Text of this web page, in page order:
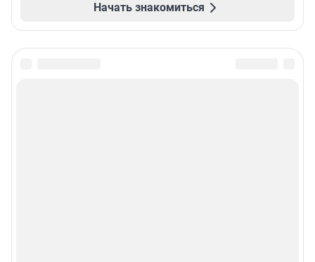
Начать знакомиться